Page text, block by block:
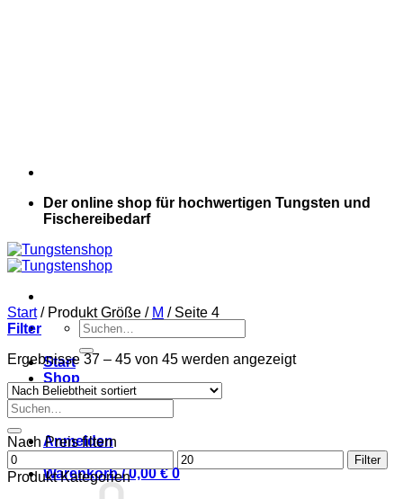
Der online shop für hochwertigen Tungsten und
Fischereibedarf
Suche
nach:
Start
Shop
Kontakt
Mein Konto
Anmelden
Warenkorb /0,00€ 0
Start /Produkt Größe / M /Seite 4
Filter
Ergebnisse 37 – 45 von 45 werden angezeigtNach
Suche
nach:
Nach Preis filtern
Min.
Preis
Max.
Preis
Filter
Produkt Kategorien